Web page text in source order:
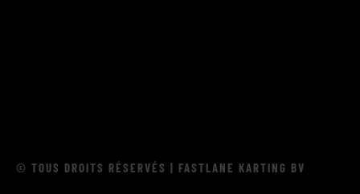
© TOUS DROITS RÉSERVÉS | FASTLANE KARTING BV